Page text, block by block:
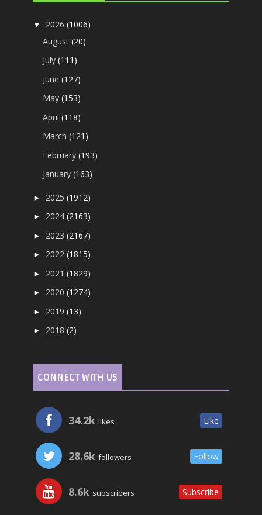
▼ 2026(1006)
August(20)
July(111)
June(127)
May(153)
April(118)
March(121)
February(193)
January(163)
► 2025(1912)
► 2024(2163)
► 2023(2167)
► 2022(1815)
► 2021(1829)
► 2020(1274)
► 2019(13)
► 2018(2)
CONNECT WITH US
34.2k likes Like
28.6k followers Follow
8.6k subscribers Subscribe